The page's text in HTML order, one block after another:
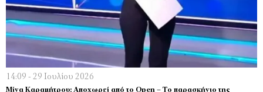
14:09 - 29 Ιουλίου 2026
Μίνα Καραμήτρου: Αποχωρεί από το Open – Το παρασκήνιο της